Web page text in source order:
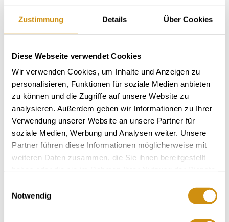
Zustimmung Details Über Cookies
Diese Webseite verwendet Cookies
Wir verwenden Cookies, um Inhalte und Anzeigen zu
personalisieren, Funktionen für soziale Medien anbieten
zu können und die Zugriffe auf unsere Website zu
analysieren. Außerdem geben wir Informationen zu Ihrer
Verwendung unserer Website an unsere Partner für
soziale Medien, Werbung und Analysen weiter. Unsere
Partner führen diese Informationen möglicherweise mit
weiteren Daten zusammen, die Sie ihnen bereitgestellt
Notwendig
Wijngaard:32 Hectare
Gemeenschap:
Appenheim
Zeeniveau:180-230 m
Blootstelling:Zuidoosten